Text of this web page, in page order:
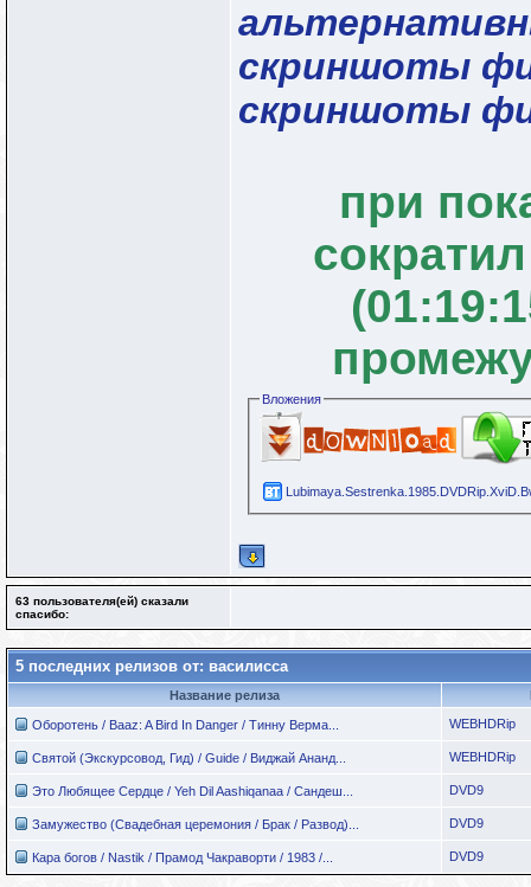
скриншоты
скриншоты
при
Вложения
63 пользователя(ей) сказали
cпасибо:
5 последних релизов от: василисса
Название релиза
Оборотень / Baaz: A Bird In Danger / Тинну Верма... WEBHDRip
Святой (Экскурсовод, Гид) / Guide / Виджай Ананд... WEBHDRip
Это Любящее Сердце / Yeh Dil Aashiqanaa / Сандеш... DVD9
Замужество (Свадебная церемония / Брак / Развод)... DVD9
Кара богов / Nastik / Прамод Чакраворти / 1983 /... DVD9